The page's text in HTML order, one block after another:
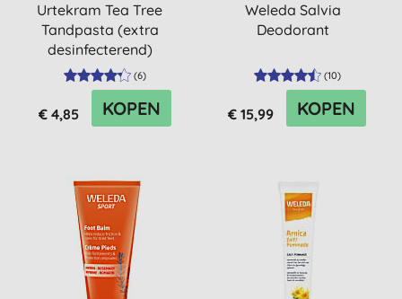
Urtekram Tea Tree
Tandpasta (extra
desinfecterend)
(6)
€ 4,85 KOPEN
Weleda Salvia
Deodorant
(10)
€ 15,99 KOPEN